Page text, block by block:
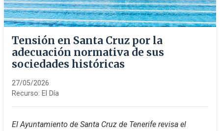
Tensión en Santa Cruz por la
adecuación normativa de sus
sociedades históricas
27/05/2026
Recurso: El Día
El Ayuntamiento de Santa Cruz de Tenerife revisa el